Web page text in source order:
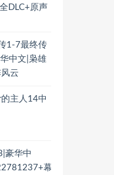
DLC+原声
1-7最终传
中文|枭雄
云
主人14中
豪华中
幕